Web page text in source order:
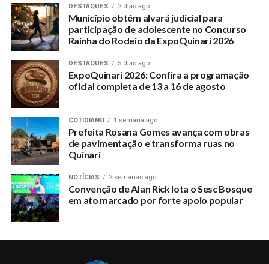
DESTAQUES 2 dias ago
Município obtém alvará judicial para
participação de adolescente no Concurso
Rainha do Rodeio da ExpoQuinari 2026
DESTAQUES 5 dias ago
ExpoQuinari 2026: Confira a programação
oficial completa de 13 a 16 de agosto
COTIDIANO 1 semana ago
Prefeita Rosana Gomes avança com obras
de pavimentação e transforma ruas no
Quinari
NOTÍCIAS 2 semanas ago
Convenção de Alan Rick lota o Sesc Bosque
em ato marcado por forte apoio popular